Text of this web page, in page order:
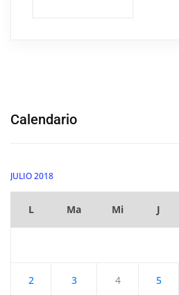
Calendario
JULIO 2018
L Ma Mi J
2 3 4 5